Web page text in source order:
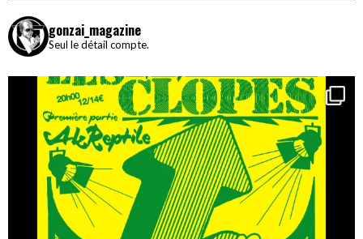
gonzai_magazine
Seul le détail compte.